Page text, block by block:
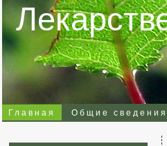
Главная Общие сведения